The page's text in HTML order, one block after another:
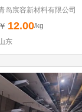
岛宸容新材料有限公司
￥ 12.00/kg
东